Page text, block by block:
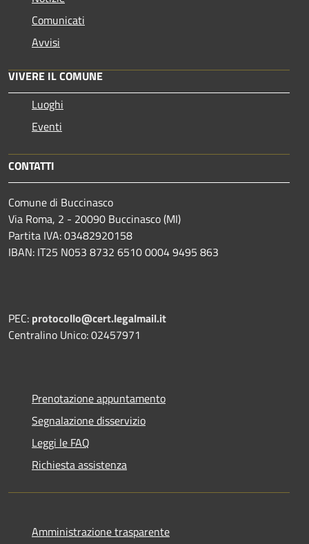
Comunicati
Avvisi
VIVERE IL COMUNE
Luoghi
Eventi
CONTATTI
Comune di Buccinasco
Via Roma, 2 - 20090 Buccinasco (MI)
Partita IVA: 03482920158
IBAN: IT25 N053 8732 6510 0004 9495 863
PEC: protocollo@cert.legalmail.it
Centralino Unico: 02457971
Prenotazione appuntamento
Segnalazione disservizio
Leggi le FAQ
Richiesta assistenza
Amministrazione trasparente